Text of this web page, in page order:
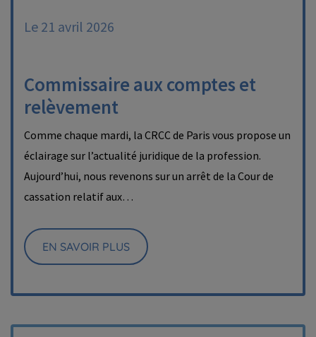
Le 21 avril 2026
Commissaire aux comptes et
relèvement
Comme chaque mardi, la CRCC de Paris vous propose un
éclairage sur l’actualité juridique de la profession.
Aujourd’hui, nous revenons sur un arrêt de la Cour de
cassation relatif aux…
EN SAVOIR PLUS